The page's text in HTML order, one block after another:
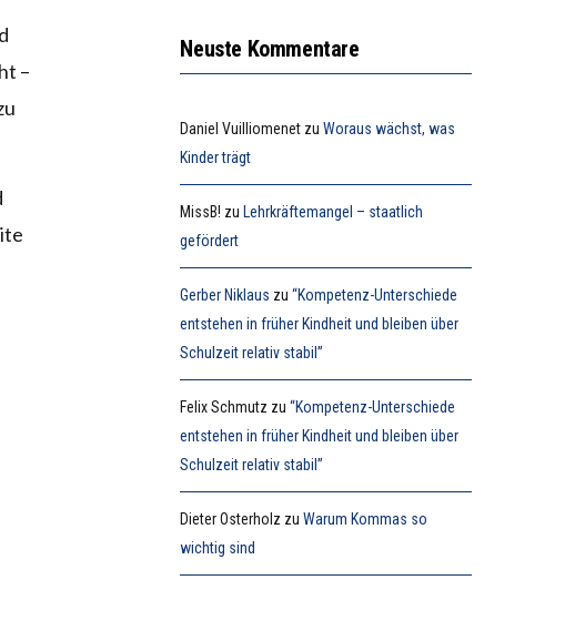
–
Neuste Kommentare
Daniel Vuilliomenet zuWoraus wächst, was
Kinder trägt
MissB! zu Lehrkräftemangel – staatlich
gefördert
Gerber Niklaus zu“Kompetenz-Unterschiede
entstehen in früher Kindheit und bleiben über
Schulzeit relativ stabil”
Felix Schmutz zu“Kompetenz-Unterschiede
entstehen in früher Kindheit und bleiben über
Schulzeit relativ stabil”
Dieter Osterholz zuWarum Kommas so
wichtig sind